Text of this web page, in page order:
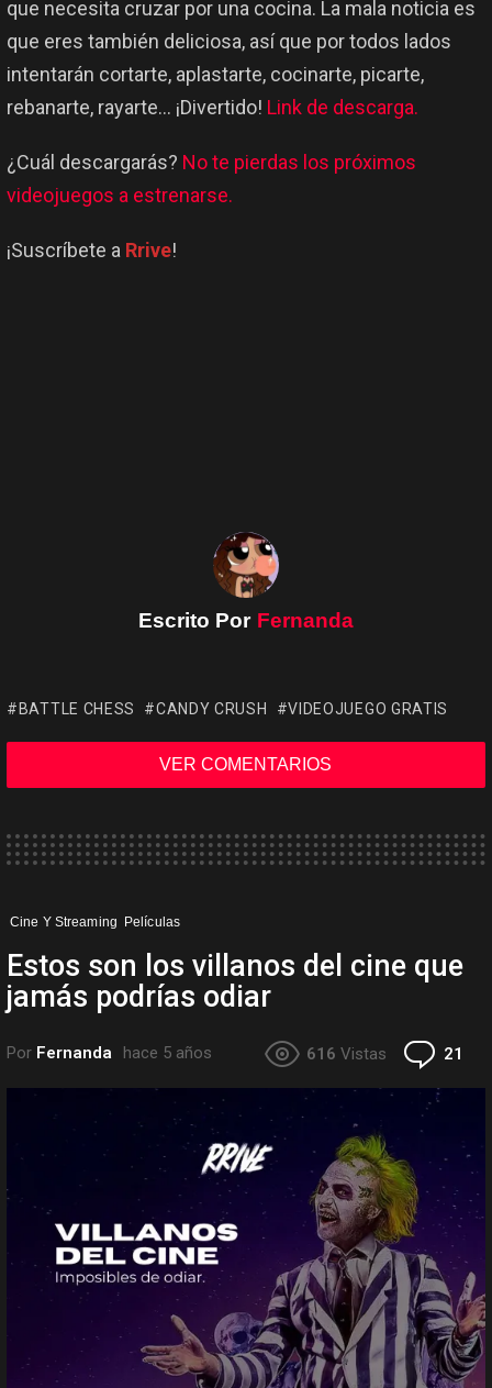
que necesita cruzar por una cocina. La mala noticia es
que eres también deliciosa, así que por todos lados
intentarán cortarte, aplastarte, cocinarte, picarte,
rebanarte, rayarte… ¡Divertido! Link de descarga.
¿Cuál descargarás? No te pierdas los próximos
videojuegos a estrenarse.
¡Suscríbete a Rrive!
Escrito Por Fernanda
BATTLE CHESS CANDY CRUSH VIDEOJUEGO GRATIS
VER COMENTARIOS
Cine Y Streaming Películas
Estos son los villanos del cine que
jamás podrías odiar
Por Fernanda hace 5 años 616 Vistas 21